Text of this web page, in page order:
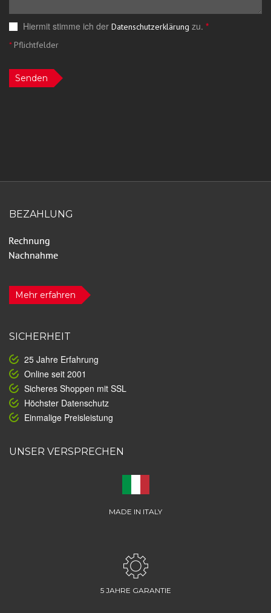
Hiermit stimme ich der Datenschutzerklärung zu. *
*Pflichtfelder
Senden
BEZAHLUNG
Mehr erfahren
SICHERHEIT
25 Jahre Erfahrung
Online seit 2001
Sicheres Shoppen mit SSL
Höchster Datenschutz
Einmalige Preisleistung
UNSER VERSPRECHEN
MADE IN ITALY
5 JAHRE GARANTIE